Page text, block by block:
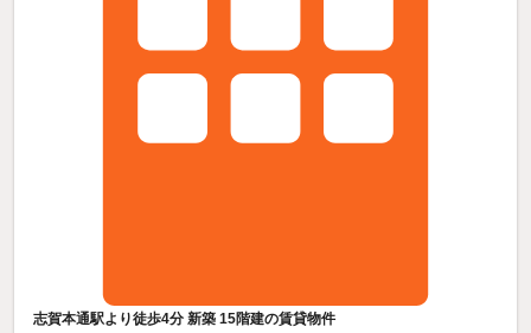
志賀本通駅より徒歩4分 新築 15階建の賃貸物件